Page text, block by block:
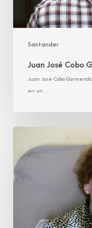
Santander
Juan José Cobo
Juan José Cobo
en un…
María
González
Ortiz